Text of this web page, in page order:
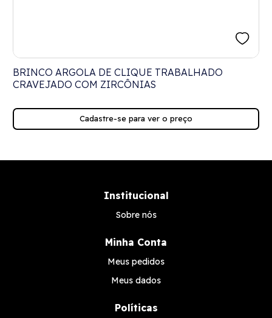
BRINCO ARGOLA DE CLIQUE TRABALHADO
CRAVEJADO COM ZIRCÔNIAS
Cadastre-se para ver o preço
Institucional
Sobre nós
Minha Conta
Meus pedidos
Meus dados
Políticas